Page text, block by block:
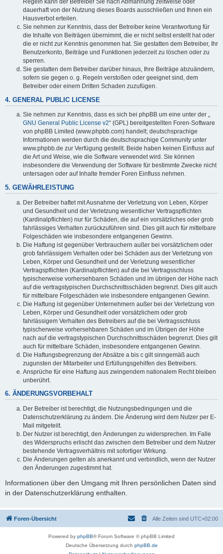
dauerhaft von der Nutzung dieses Boards ausschließen und Ihnen ein
Hausverbot erteilen.
Sie nehmen zur Kenntnis, dass der Betreiber keine Verantwortung für
die Inhalte von Beiträgen übernimmt, die er nicht selbst erstellt hat oder
die er nicht zur Kenntnis genommen hat. Sie gestatten dem Betreiber, Ihr
Benutzerkonto, Beiträge und Funktionen jederzeit zu löschen oder zu
sperren.
Sie gestatten dem Betreiber darüber hinaus, Ihre Beiträge abzuändern,
sofern sie gegen o. g. Regeln verstoßen oder geeignet sind, dem
Betreiber oder einem Dritten Schaden zuzufügen.
4. GENERAL PUBLIC LICENSE
Sie nehmen zur Kenntnis, dass es sich bei phpBB um eine unter der „
GNU General Public License v2“ (GPL) bereitgestellten Foren-Software
von phpBB Limited (www.phpbb.com) handelt; deutschsprachige
Informationen werden durch die deutschsprachige Community unter
www.phpbb.de zur Verfügung gestellt. Beide haben keinen Einfluss auf
die Art und Weise, wie die Software verwendet wird. Sie können
insbesondere die Verwendung der Software für bestimmte Zwecke nicht
untersagen oder auf Inhalte fremder Foren Einfluss nehmen.
5. GEWÄHRLEISTUNG
Der Betreiber haftet mit Ausnahme der Verletzung von Leben, Körper
und Gesundheit und der Verletzung wesentlicher Vertragspflichten
(Kardinalpflichten) nur für Schäden, die auf ein vorsätzliches oder grob
fahrlässiges Verhalten zurückzuführen sind. Dies gilt auch für mittelbare
Folgeschäden wie insbesondere entgangenen Gewinn.
Die Haftung ist gegenüber Verbrauchern außer bei vorsätzlichem oder
grob fahrlässigem Verhalten oder bei Schäden aus der Verletzung von
Leben, Körper und Gesundheit und der Verletzung wesentlicher
Vertragspflichten (Kardinalpflichten) auf die bei Vertragsschluss
typischerweise vorhersehbaren Schäden und im übrigen der Höhe nach
auf die vertragstypischen Durchschnittsschäden begrenzt. Dies gilt auch
für mittelbare Folgeschäden wie insbesondere entgangenen Gewinn.
Die Haftung ist gegenüber Unternehmern außer bei der Verletzung von
Leben, Körper und Gesundheit oder vorsätzlichem oder grob
fahrlässigem Verhalten des Betreibers auf die bei Vertragsschluss
typischerweise vorhersehbaren Schäden und im Übrigen der Höhe
nach auf die vertragstypischen Durchschnittsschäden begrenzt. Dies gilt
auch für mittelbare Schäden, insbesondere entgangenen Gewinn.
Die Haftungsbegrenzung der Absätze a bis c gilt sinngemäß auch
zugunsten der Mitarbeiter und Erfüllungsgehilfen des Betreibers.
Ansprüche für eine Haftung aus zwingendem nationalem Recht bleiben
unberührt.
6. ÄNDERUNGSVORBEHALT
Der Betreiber ist berechtigt, die Nutzungsbedingungen und die
Datenschutzerklärung zu ändern. Die Änderung wird dem Nutzer per E-
Mail mitgeteilt.
Der Nutzer ist berechtigt, den Änderungen zu widersprechen. Im Falle
des Widerspruchs erlischt das zwischen dem Betreiber und dem Nutzer
bestehende Vertragsverhältnis mit sofortiger Wirkung.
Die Änderungen gelten als anerkannt und verbindlich, wenn der Nutzer
den Änderungen zugestimmt hat.
Informationen über den Umgang mit Ihren persönlichen Daten sind
in der Datenschutzerklärung enthalten.
Foren-Übersicht Alle Zeiten sind UTC+02:00
Powered by phpBB® Forum Software © phpBB Limited
Deutsche Übersetzung durch phpBB.de